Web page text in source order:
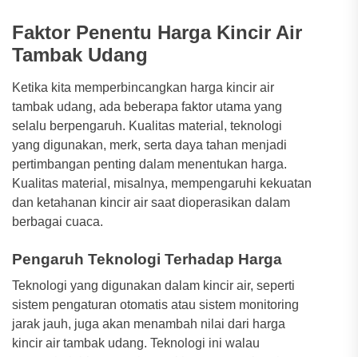
Faktor Penentu Harga Kincir Air
Tambak Udang
Ketika kita memperbincangkan harga kincir air
tambak udang, ada beberapa faktor utama yang
selalu berpengaruh. Kualitas material, teknologi
yang digunakan, merk, serta daya tahan menjadi
pertimbangan penting dalam menentukan harga.
Kualitas material, misalnya, mempengaruhi kekuatan
dan ketahanan kincir air saat dioperasikan dalam
berbagai cuaca.
Pengaruh Teknologi Terhadap Harga
Teknologi yang digunakan dalam kincir air, seperti
sistem pengaturan otomatis atau sistem monitoring
jarak jauh, juga akan menambah nilai dari harga
kincir air tambak udang. Teknologi ini walau